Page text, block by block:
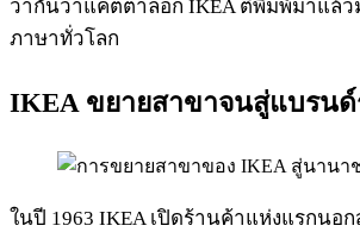
ว่ากันว่าแคตตาล็อก IKEA ตีพิมพ์มาแล้ว
ภาษาทั่วโลก
IKEA ขยายสาขาจนสู่แบรนด์
ในปี 1963 IKEA เปิดร้านค้าแห่งแรกนอ